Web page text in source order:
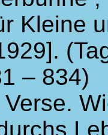
Kleine
– 834)